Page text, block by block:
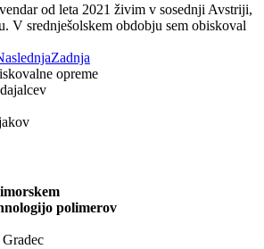
od leta 2021 živim v sosednji Avstriji,
V srednješolskem obdobju sem obiskoval
Zadnja
opreme
polimerov